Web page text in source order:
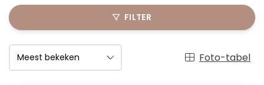
FILTER
Foto-tabel